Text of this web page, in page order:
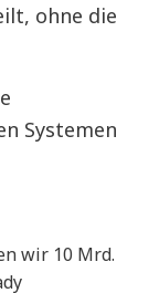
ohne die
Systemen
wir 10 Mrd.